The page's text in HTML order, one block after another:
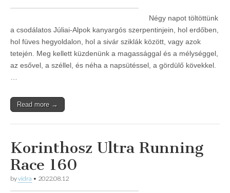
Négy napot töltöttünk
a csodálatos Júliai-Alpok kanyargós szerpentinjein, hol erdőben,
hol füves hegyoldalon, hol a sivár sziklák között, vagy azok
tetején. Meg kellett küzdenünk a magassággal és a mélységgel,
az esővel, a széllel, és néha a napsütéssel, a gördülő kövekkel.
Read more →
Korinthosz Ultra Running
Race 160
byvidra • 2022.08.12